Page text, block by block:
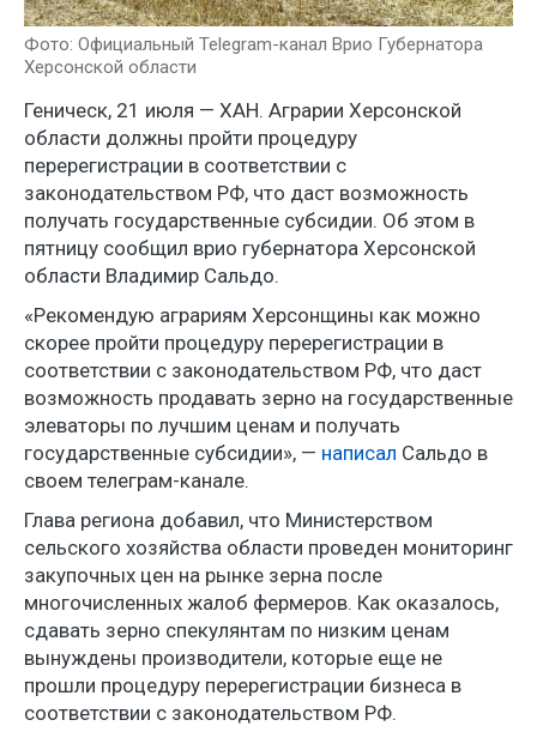
Фото: Официальный Telegram-канал Врио Губернатора
Херсонской области
Геническ, 21 июля — ХАН. Аграрии Херсонской
области должны пройти процедуру
перерегистрации в соответствии с
законодательством РФ, что даст возможность
получать государственные субсидии. Об этом в
пятницу сообщил врио губернатора Херсонской
области Владимир Сальдо.
«Рекомендую аграриям Херсонщины как можно
скорее пройти процедуру перерегистрации в
соответствии с законодательством РФ, что даст
возможность продавать зерно на государственные
элеваторы по лучшим ценам и получать
государственные субсидии», — написал Сальдо в
своем телеграм-канале.
Глава региона добавил, что Министерством
сельского хозяйства области проведен мониторинг
закупочных цен на рынке зерна после
многочисленных жалоб фермеров. Как оказалось,
сдавать зерно спекулянтам по низким ценам
вынуждены производители, которые еще не
прошли процедуру перерегистрации бизнеса в
соответствии с законодательством РФ.